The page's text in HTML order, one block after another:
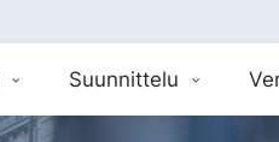
Suunnittelu